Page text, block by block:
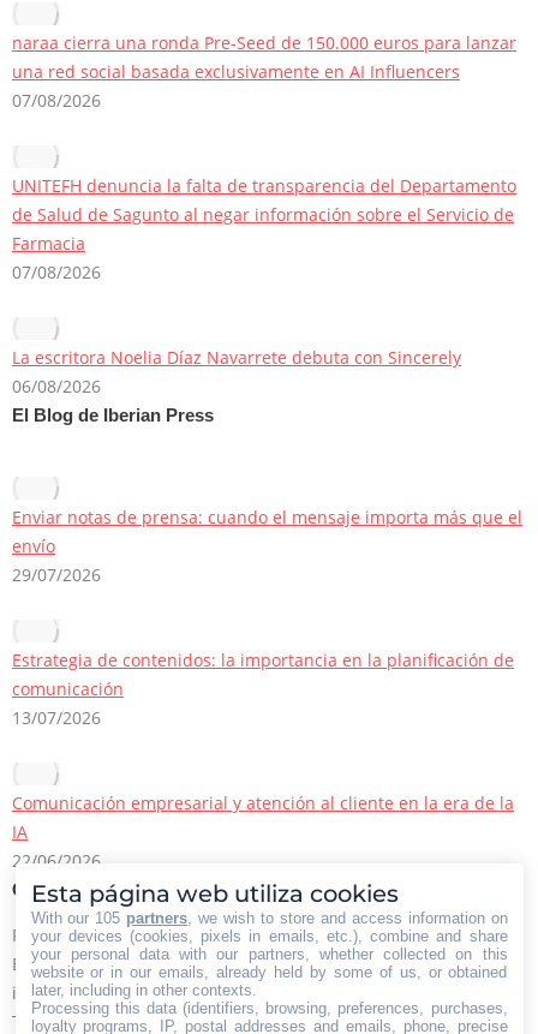
naraa cierra una ronda Pre-Seed de 150.000 euros para lanzar
una red social basada exclusivamente en AI Influencers
07/08/2026
UNITEFH denuncia la falta de transparencia del Departamento
de Salud de Sagunto al negar información sobre el Servicio de
Farmacia
07/08/2026
La escritora Noelia Díaz Navarrete debuta con Sincerely
06/08/2026
El Blog de Iberian Press
Enviar notas de prensa: cuando el mensaje importa más que el
envío
29/07/2026
Estrategia de contenidos: la importancia en la planificación de
comunicación
13/07/2026
Comunicación empresarial y atención al cliente en la era de la
IA
22/06/2026
Contacto Iberian Press
Principales vías de contacto:
E-mail:
info@iberianpress.es
Teléfono:
Esta página web utiliza cookies
With our 105 partners , we wish to store and access information on
your devices (cookies, pixels in emails, etc.), combine and share
your personal data with our partners, whether collected on this
website or in our emails, already held by some of us, or obtained
later, including in other contexts.
Processing this data (identifiers, browsing, preferences, purchases,
loyalty programs, IP, postal addresses and emails, phone, precise